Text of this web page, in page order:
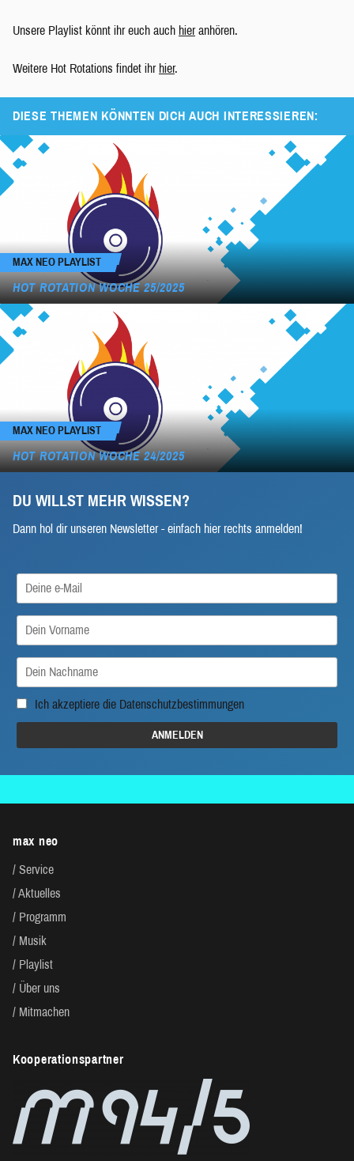
Unsere Playlist könnt ihr euch auch hieranhören.
Weitere Hot Rotations findet ihr hier.
DIESE THEMEN KÖNNTEN DICH AUCH INTERESSIEREN:
MAX NEO PLAYLIST
HOT ROTATION WOCHE 25/2025
MAX NEO PLAYLIST
HOT ROTATION WOCHE 24/2025
DU WILLST MEHR WISSEN?
Dann hol dir unseren Newsletter - einfach hier rechts anmelden!
Ich akzeptiere die Datenschutzbestimmungen
max neo
Service
Aktuelles
Programm
Musik
Playlist
Über uns
Mitmachen
Kooperationspartner